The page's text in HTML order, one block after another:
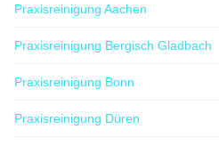
Praxisreinigung Aachen
Praxisreinigung Bergisch Gladbach
Praxisreinigung Bonn
Praxisreinigung Düren